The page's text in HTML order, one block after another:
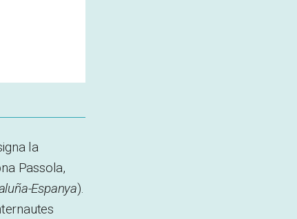
la
Passola,
Espanya).